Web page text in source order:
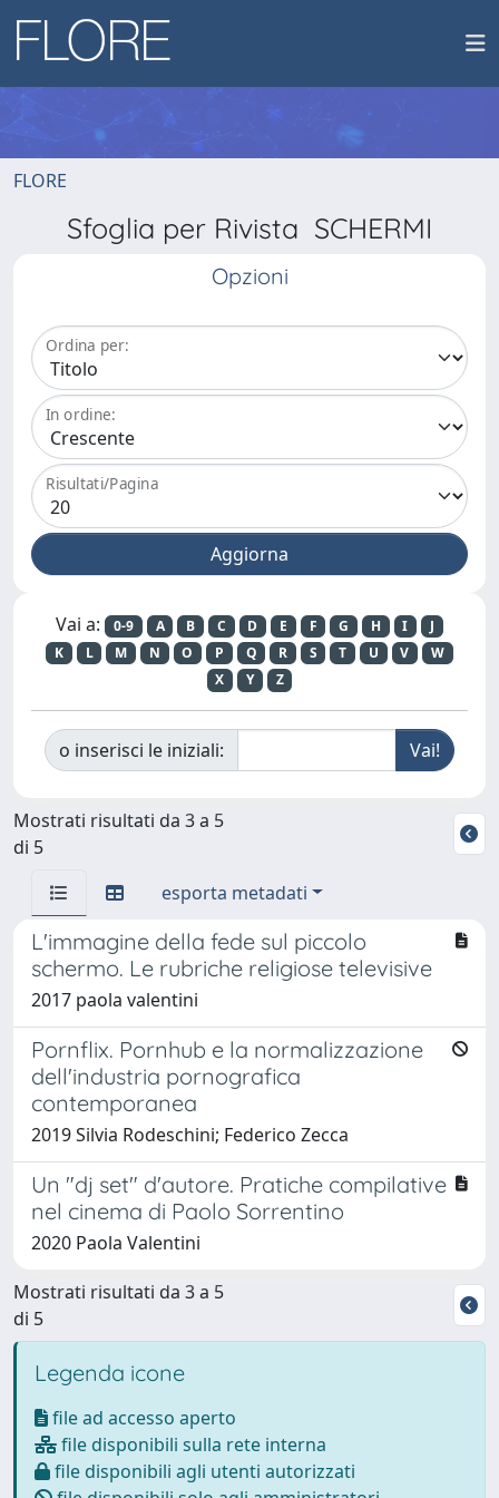
FLORE
Sfoglia per Rivista SCHERMI
Opzioni
Ordina per:
In ordine:
Risultati/Pagina
Vai a: 0-9 A B C D E F G H I
J
K
L M N O P Q R S T U V
W
X
Y Z
o inserisci le iniziali:
Mostrati risultati da 3 a 5
di 5
esporta metadati
L'immagine della fede sul piccolo
schermo. Le rubriche religiose televisive
2017 paola valentini
Pornflix. Pornhub e la normalizzazione
dell'industria pornografica
contemporanea
2019 Silvia Rodeschini; Federico Zecca
Un "dj set" d'autore. Pratiche compilative
nel cinema di Paolo Sorrentino
2020 Paola Valentini
Mostrati risultati da 3 a 5
di 5
Legenda icone
file ad accesso aperto
file disponibili sulla rete interna
file disponibili agli utenti autorizzati